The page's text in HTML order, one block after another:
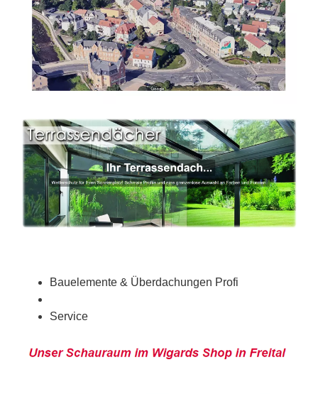
Bauelemente & Überdachungen Profi
Service